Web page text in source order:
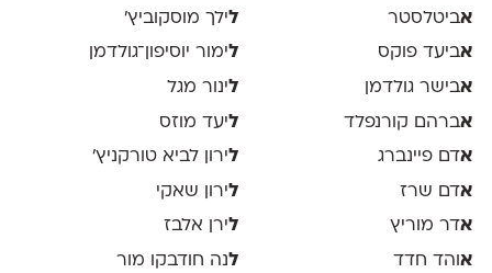
אביטלסטר
אביעד פוקס
אבישר גולדמן
אברהם קורנפלד
אדם פיינברג
אדם שרז
אדר מוריץ
אוהד חדד
לילך מוסקוביץ'
לימור יוסיפון־גולדמן
לינור מגל
ליעד מוזס
לירון לביא טורקניץ׳
לירון שאקי
לירן אלבז
לנה חודבקו מור